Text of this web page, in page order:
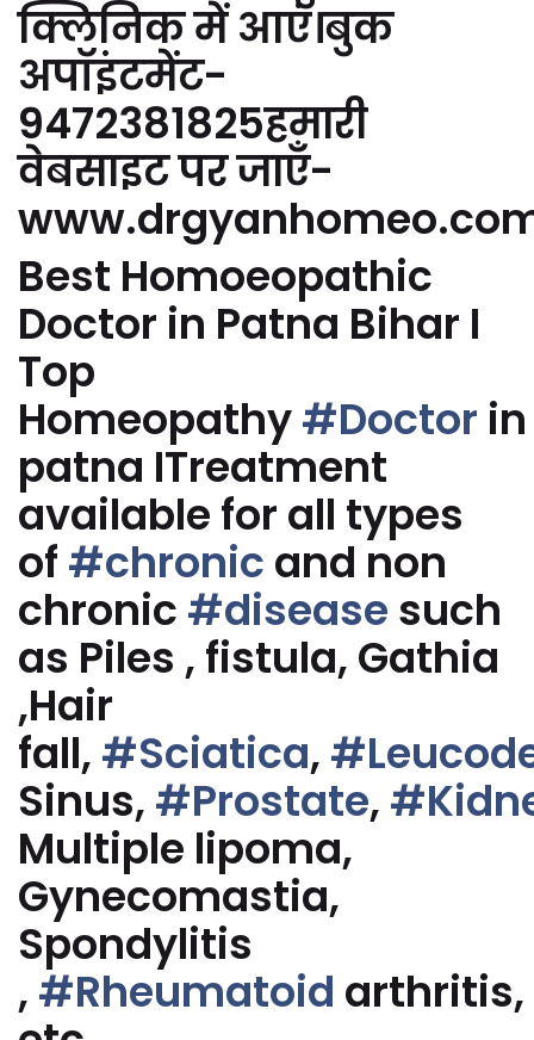
क्लिनिक में आएं।बुक
अपॉइंटमेंट-
9472381825हमारी
वेबसाइट पर जाएँ-
Best Homoeopathic
Doctor in Patna Bihar I
Top
Homeopathy#Doctor in
patna ITreatment
available for all types
of #chronic and non
chronic #disease such
as Piles , fistula, Gathia
,Hair
fall, #Sciatica,
Sinus, #Prostate,
Multiple lipoma,
Gynecomastia,
Spondylitis
, #Rheumatoid arthritis,